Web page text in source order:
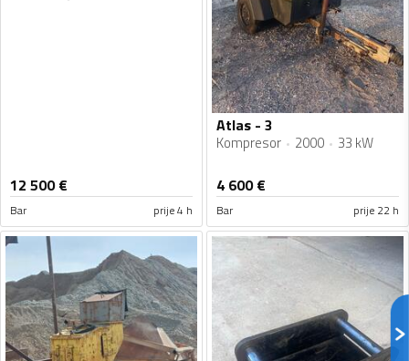
12 500€
Bar prije 4 h
Atlas - 3
Kompresor 2000 33 kW
4 600€
Bar prije 22 h